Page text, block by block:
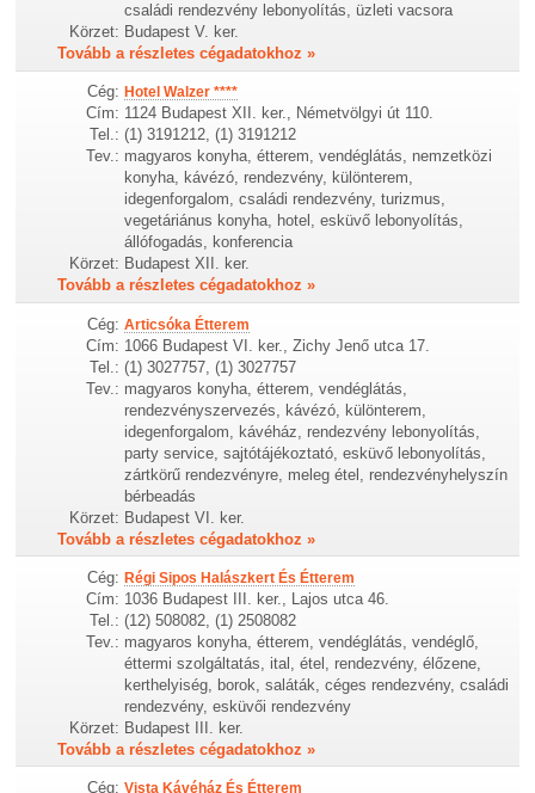
családi rendezvény lebonyolítás, üzleti vacsora
Körzet: Budapest V. ker.
Tovább a részletes cégadatokhoz »
Cég: Hotel Walzer ****
Cím: 1124 Budapest XII. ker., Németvölgyi út 110.
Tel.: (1) 3191212, (1) 3191212
Tev.: magyaros konyha, étterem, vendéglátás, nemzetközi
konyha, kávézó, rendezvény, különterem,
idegenforgalom, családi rendezvény, turizmus,
vegetáriánus konyha, hotel, esküvő lebonyolítás,
állófogadás, konferencia
Körzet: Budapest XII. ker.
Tovább a részletes cégadatokhoz »
Cég: Articsóka Étterem
Cím: 1066 Budapest VI. ker., Zichy Jenő utca 17.
Tel.: (1) 3027757, (1) 3027757
Tev.: magyaros konyha, étterem, vendéglátás,
rendezvényszervezés, kávézó, különterem,
idegenforgalom, kávéház, rendezvény lebonyolítás,
party service, sajtótájékoztató, esküvő lebonyolítás,
zártkörű rendezvényre, meleg étel, rendezvényhelyszín
bérbeadás
Körzet: Budapest VI. ker.
Tovább a részletes cégadatokhoz »
Cég: Régi Sipos Halászkert És Étterem
Cím: 1036 Budapest III. ker., Lajos utca 46.
Tel.: (12) 508082, (1) 2508082
Tev.: magyaros konyha, étterem, vendéglátás, vendéglő,
éttermi szolgáltatás, ital, étel, rendezvény, élőzene,
kerthelyiség, borok, saláták, céges rendezvény, családi
rendezvény, esküvői rendezvény
Körzet: Budapest III. ker.
Tovább a részletes cégadatokhoz »
Cég: Vista Kávéház És Étterem